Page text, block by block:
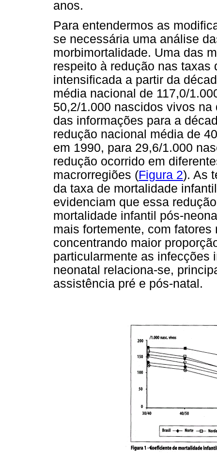
anos.
Para entendermos as
se necessária uma análise
morbimortalidade. Uma das
respeito à redução nas taxas
intensificada a partir da
média nacional de 117,0/
50,2/1.000 nascidos vivos na
das informações para a
redução nacional média de
em 1990, para 29,6/1.000
redução ocorrido em
macrorregiões (Figura 2). As
da taxa de mortalidade
evidenciam que essa
mortalidade infantil pós-
mais fortemente, com
concentrando maior
particularmente as infecções
neonatal relaciona-se,
assistência pré e pós-natal.